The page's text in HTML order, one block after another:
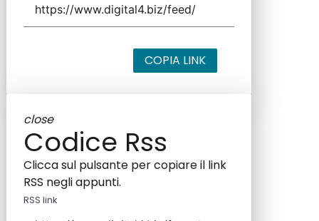
COPIA LINK
close
Codice Rss
Clicca sul pulsante per copiare il link
RSS negli appunti.
RSS link